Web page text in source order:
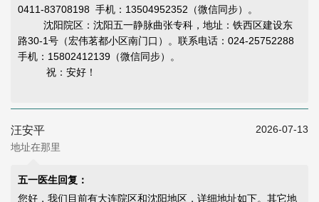
0411-83708198 手机：13504952352（微信同步）。
沈阳院区：沈阳五一静脉曲张专科，地址：铁西区建设东
路30-1号（宏伟茗都小区南门口）。联系电话：024-25752288
手机：15802412139（微信同步）。
祝：安好！
汪安平
2026-07-13
地址在那里
五一医生回复：
您好，我们目前有大连院区和沈阳地区，详细地址如下。其它地